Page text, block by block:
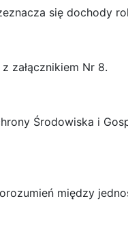
się dochody
załącznikiem Nr 8.
Środowiska i
między